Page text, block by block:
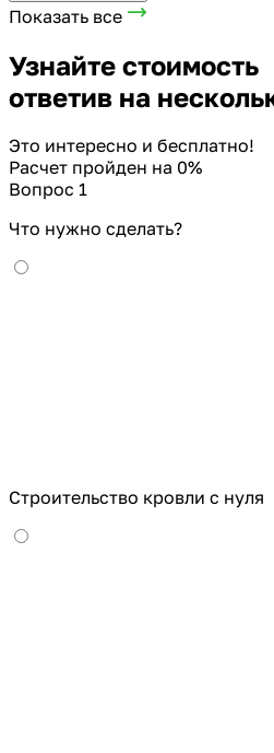
Показать все
Узнайте стоимость
ответив на
Это интересно и бесплатно!
Расчет пройден на 0%
Вопрос 1
Что нужно сделать?
Строительство кровли с нуля